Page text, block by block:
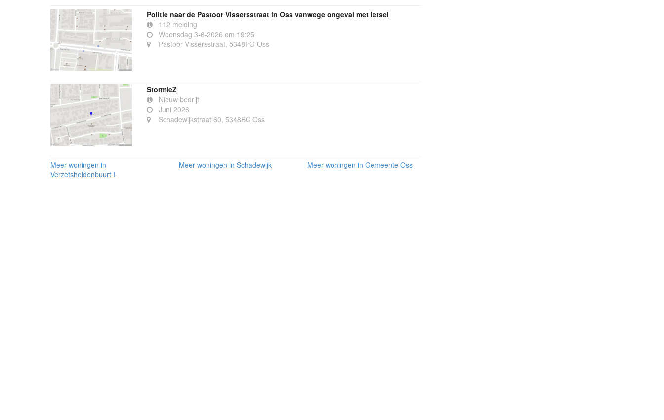
Politie naar de Pastoor Vissersstraat in Oss vanwege ongeval met letsel
112 melding
Woensdag 3-6-2026 om 19:25
Pastoor Vissersstraat, 5348PG Oss
StormieZ
Nieuw bedrijf
Juni 2026
Schadewijkstraat 60, 5348BC Oss
Meer woningen in
Verzetsheldenbuurt I
Meer woningen in Schadewijk Meer woningen in Gemeente Oss